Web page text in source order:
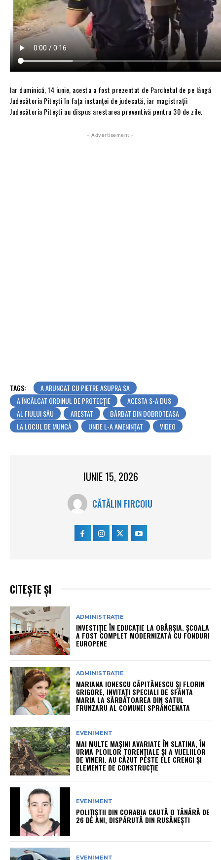
Iar duminică, 14 iunie, acesta a fost prezentat de Parchetul de pe lângă
Judecătoria Pitești în fața instanței de judecată, iar magistrații
Judecătoria Pitești au dispus arestarea preventivă pentru 30 de zile.
- Advertisement -
TAGS:
A ARUNCAT CU PIETRE ASUPRA SA
A ÎNCĂLCAT ORDINUL DE PROTECȚIE
ACESTA S-A DUS
AL FIULUI SĂU
ARESTAT
BĂRBAT DIN DOBROTEASA
LA LOCUL DE MUNCĂ
UNDE L-A AMENINȚAT VIDEO
IUNIE 15, 2026
CĂTĂLIN FIRCOIU
CITEȘTE ȘI
ADMINISTRAȚIE
INVESTIȚIE ÎN EDUCAȚIE LA OBÂRȘIA. ȘCOALA
A FOST COMPLET MODERNIZATĂ CU FONDURI
EUROPENE
ADMINISTRAȚIE
MARIANA IONESCU CĂPITĂNESCU ȘI FLORIN
GRIGORE, INVITAȚI SPECIALI DE SFÂNTA
MARIA LA SĂRBĂTOAREA DIN SATUL
FRUNZARU AL COMUNEI SPRÂNCENATA
EVENIMENT
MAI MULTE MAȘINI AVARIATE ÎN SLATINA, ÎN
URMA PLOILOR TORENȚIALE ȘI A VIJELIILOR
DE VINERI. AU CĂZUT PESTE ELE CRENGI ȘI
ELEMENTE DE CONSTRUCȚIE
EVENIMENT
POLIȚIȘTII DIN CORABIA CAUTĂ O TÂNĂRĂ DE
26 DE ANI, DISPĂRUTĂ DIN RUSĂNEȘTI
EVENIMENT